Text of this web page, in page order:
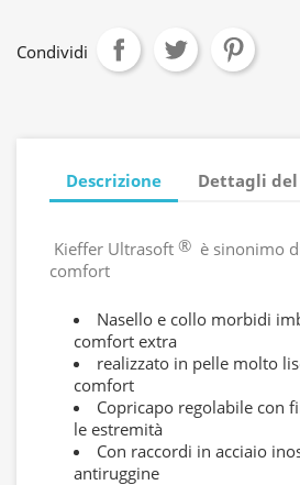
Condividi
Descrizione Dettagli
Kieffer Ultrasoft ® è sinonimo
comfort
Nasello e collo morbidi
comfort extra
realizzato in pelle molto
comfort
Copricapo regolabile con
le estremità
Con raccordi in acciaio
antiruggine